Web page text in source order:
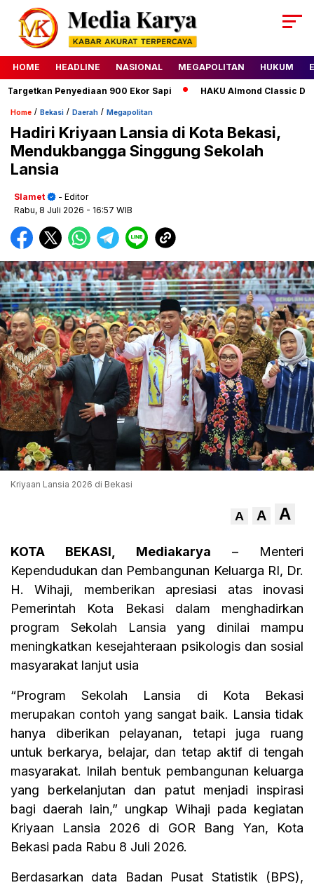
HOME HEADLINE NASIONAL MEGAPOLITAN HUKUM
Penyediaan 900 Ekor Sapi HAKU Almond Classic
Home / Bekasi / Daerah / Megapolitan
Hadiri Kriyaan Lansia di Kota Bekasi,
Mendukbangga Singgung Sekolah
Lansia
Slamet
- Editor
Rabu, 8 Juli 2026 - 16:57 WIB
Kriyaan Lansia 2026 di Bekasi
A A A
KOTA BEKASI, Mediakarya – Menteri
Kependudukan dan Pembangunan Keluarga RI, Dr.
H. Wihaji, memberikan apresiasi atas inovasi
Pemerintah Kota Bekasi dalam menghadirkan
program Sekolah Lansia yang dinilai mampu
meningkatkan kesejahteraan psikologis dan sosial
masyarakat lanjut usia
“Program Sekolah Lansia di Kota Bekasi
merupakan contoh yang sangat baik. Lansia tidak
hanya diberikan pelayanan, tetapi juga ruang
untuk berkarya, belajar, dan tetap aktif di tengah
masyarakat. Inilah bentuk pembangunan keluarga
yang berkelanjutan dan patut menjadi inspirasi
bagi daerah lain,” ungkap Wihaji pada kegiatan
Kriyaan Lansia 2026 di GOR Bang Yan, Kota
Bekasi pada Rabu 8 Juli 2026.
Berdasarkan data Badan Pusat Statistik (BPS),